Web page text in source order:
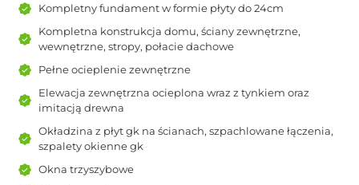
Kompletny fundament w formie płyty do 24cm
Kompletna konstrukcja domu, ściany zewnętrzne,
wewnętrzne, stropy, połacie dachowe
Pełne ocieplenie zewnętrzne
Elewacja zewnętrzna ocieplona wraz z tynkiem oraz
imitacją drewna
Okładzina z płyt gk na ścianach, szpachlowane łączenia,
szpalety okienne gk
Okna trzyszybowe